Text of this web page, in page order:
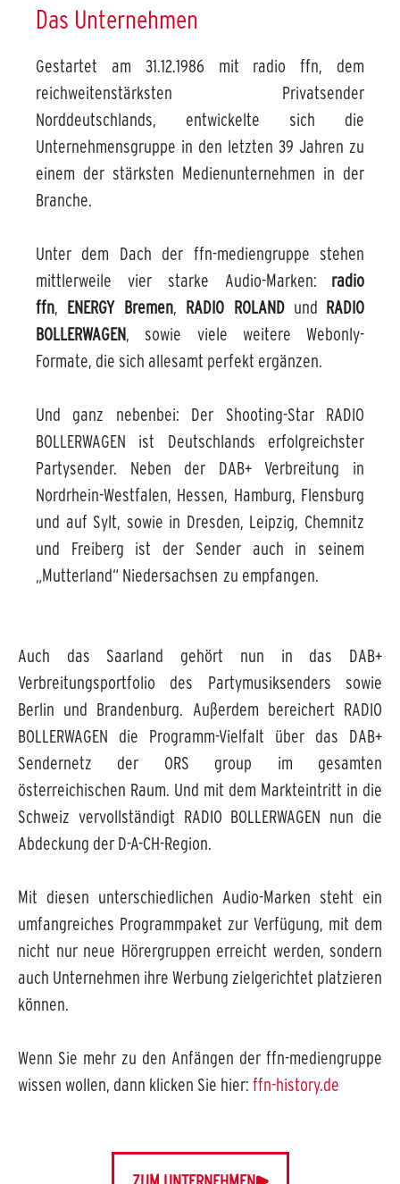
Das Unternehmen
Gestartet am 31.12.1986 mit radio ffn, dem
reichweitenstärksten Privatsender
Norddeutschlands, entwickelte sich die
Unternehmensgruppe in den letzten 39 Jahren zu
einem der stärksten Medienunternehmen in der
Branche.
Unter dem Dach der ffn-mediengruppe stehen
mittlerweile vier starke Audio-Marken: radio
ffn, ENERGY Bremen, RADIO ROLAND und RADIO
BOLLERWAGEN, sowie viele weitere Webonly-
Formate, die sich allesamt perfekt ergänzen.
Und ganz nebenbei: Der Shooting-Star RADIO
BOLLERWAGEN ist Deutschlands erfolgreichster
Partysender. Neben der DAB+ Verbreitung in
Nordrhein-Westfalen, Hessen, Hamburg, Flensburg
und auf Sylt, sowie in Dresden, Leipzig, Chemnitz
und Freiberg ist der Sender auch in seinem
„Mutterland“ Niedersachsen zu empfangen.
Auch das Saarland gehört nun in das DAB+
Verbreitungsportfolio des Partymusiksenders sowie
Berlin und Brandenburg. Außerdem bereichert RADIO
BOLLERWAGEN die Programm-Vielfalt über das DAB+
Sendernetz der ORS group im gesamten
österreichischen Raum. Und mit dem Markteintritt in die
Schweiz vervollständigt RADIO BOLLERWAGEN nun die
Abdeckung der D-A-CH-Region.
Mit diesen unterschiedlichen Audio-Marken steht ein
umfangreiches Programmpaket zur Verfügung, mit dem
nicht nur neue Hörergruppen erreicht werden, sondern
auch Unternehmen ihre Werbung zielgerichtet platzieren
können.
Wenn Sie mehr zu den Anfängen der ffn-mediengruppe
wissen wollen, dann klicken Sie hier: ffn-history.de